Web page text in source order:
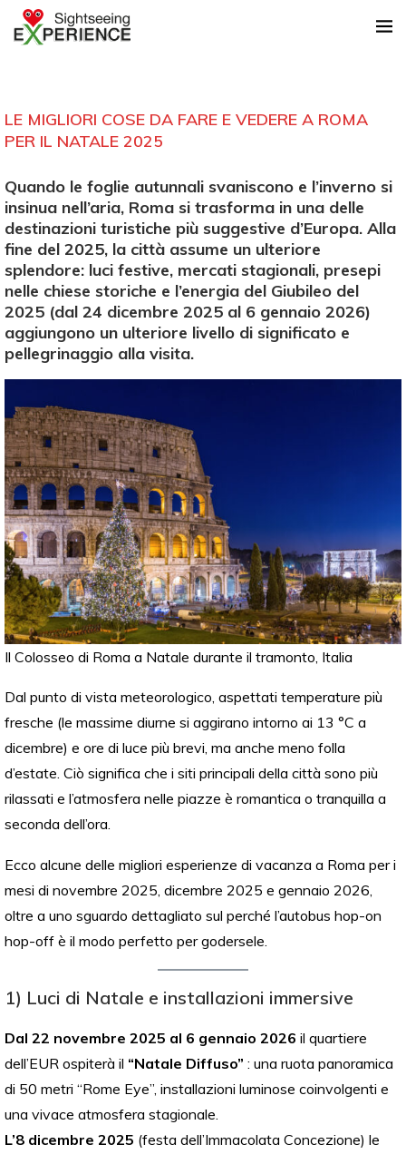
LE MIGLIORI COSE DA FARE E VEDERE A ROMA
PER IL NATALE 2025
Quando le foglie autunnali svaniscono e l’inverno si
insinua nell’aria, Roma si trasforma in una delle
destinazioni turistiche più suggestive d’Europa. Alla
fine del 2025, la città assume un ulteriore
splendore: luci festive, mercati stagionali, presepi
nelle chiese storiche e l’energia del Giubileo del
2025 (dal 24 dicembre 2025 al 6 gennaio 2026)
aggiungono un ulteriore livello di significato e
pellegrinaggio alla visita.
Il Colosseo di Roma a Natale durante il tramonto, Italia
Dal punto di vista meteorologico, aspettati temperature più
fresche (le massime diurne si aggirano intorno ai 13 °C a
dicembre) e ore di luce più brevi, ma anche meno folla
d’estate. Ciò significa che i siti principali della città sono più
rilassati e l’atmosfera nelle piazze è romantica o tranquilla a
seconda dell’ora.
Ecco alcune delle migliori esperienze di vacanza a Roma per i
mesi di novembre 2025, dicembre 2025 e gennaio 2026,
oltre a uno sguardo dettagliato sul perché l’autobus hop-on
hop-off è il modo perfetto per godersele.
1) Luci di Natale e installazioni immersive
Dal 22 novembre 2025 al 6 gennaio 2026 il quartiere
dell’EUR ospiterà il “Natale Diffuso” : una ruota panoramica
di 50 metri “Rome Eye”, installazioni luminose coinvolgenti e
una vivace atmosfera stagionale.
L’8 dicembre 2025 (festa dell’Immacolata Concezione) le